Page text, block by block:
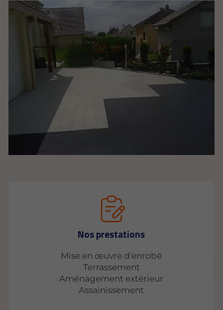
Nos prestations
Mise en œuvre d'enrobé
Terrassement
Aménagement extérieur
Assainissement